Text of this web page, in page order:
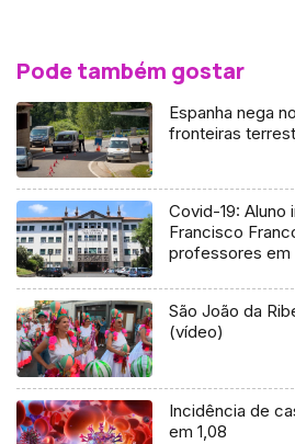
Pode também gostar
Espanha nega
fronteiras
Covid-19: Aluno
Francisco
professores em
São João da
(vídeo)
Incidência de
em 1,08